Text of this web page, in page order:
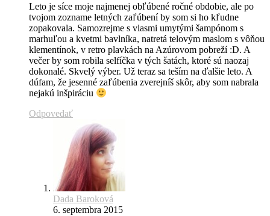
Leto je síce moje najmenej obľúbené ročné obdobie, ale po
tvojom zozname letných zaľúbení by som si ho kľudne
zopakovala. Samozrejme s vlasmi umytými šampónom s
marhuľou a kvetmi bavlníka, natretá telovým maslom s vôňou
klementínok, v retro plavkách na Azúrovom pobreží :D. A
večer by som robila selfíčka v tých šatách, ktoré sú naozaj
dokonalé. Skvelý výber. Už teraz sa teším na ďalšie leto. A
dúfam, že jesenné zaľúbenia zverejníš skôr, aby som nabrala
nejakú inšpiráciu
Odpovedať
Dada Baroková
6. septembra 2015